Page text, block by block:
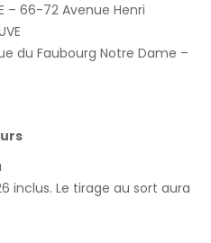
– 66-72 Avenue Henri
du Faubourg Notre Dame –
inclus. Le tirage au sort aura